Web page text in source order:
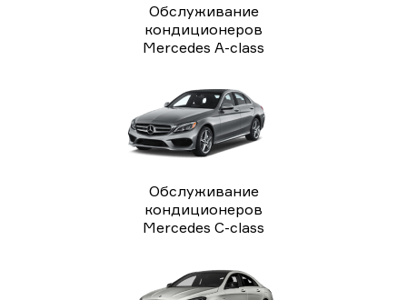
Обслуживание
кондиционеров
Mercedes A-class
Обслуживание
кондиционеров
Mercedes C-class